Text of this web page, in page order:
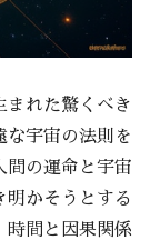
まれた驚くべき
な宇宙の法則を
間の運命と宇宙
明かそうとする
時間と因果関係